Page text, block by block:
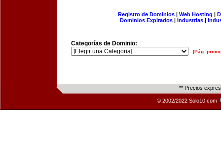
Registro de Dominios| Web Hosting |
Dominios Expirados | Industrias |
Categorías de Dominio:
[Pág.
** Precios
© 2002/2022 Solo10.com